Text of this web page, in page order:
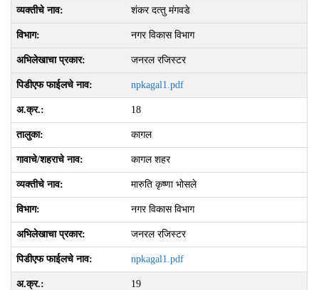
शंकर दत्‍तु मंगवडे
नगर विकास विभाग
जनरल रजिस्टर
npkagal1.pdf
18
कागल
कागल शहर
मारुति कृष्‍णा भोसले
नगर विकास विभाग
जनरल रजिस्टर
npkagal1.pdf
19